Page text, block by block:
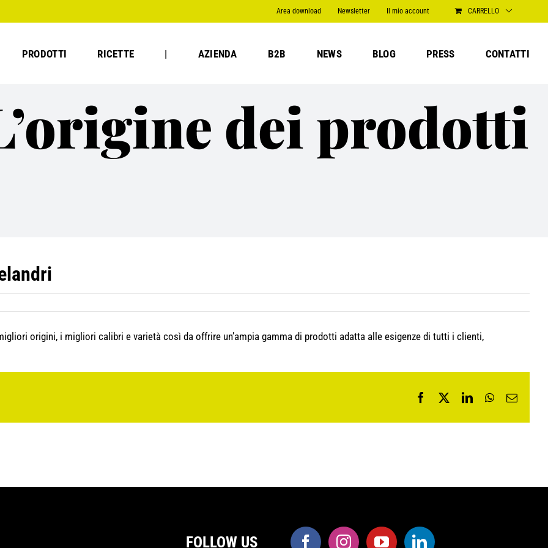
Area download Newsletter Il mio account CARRELLO
PRODOTTI RICETTE | AZIENDA B2B NEWS BLOG PRESS CONTATTI
dei prodotti
origini, i migliori calibri e varietà così da offrire un’ampia gamma di prodotti adatta alle esigenze di tutti i clienti,
Facebook LinkedInWhatsApp
Email
FOLLOW US